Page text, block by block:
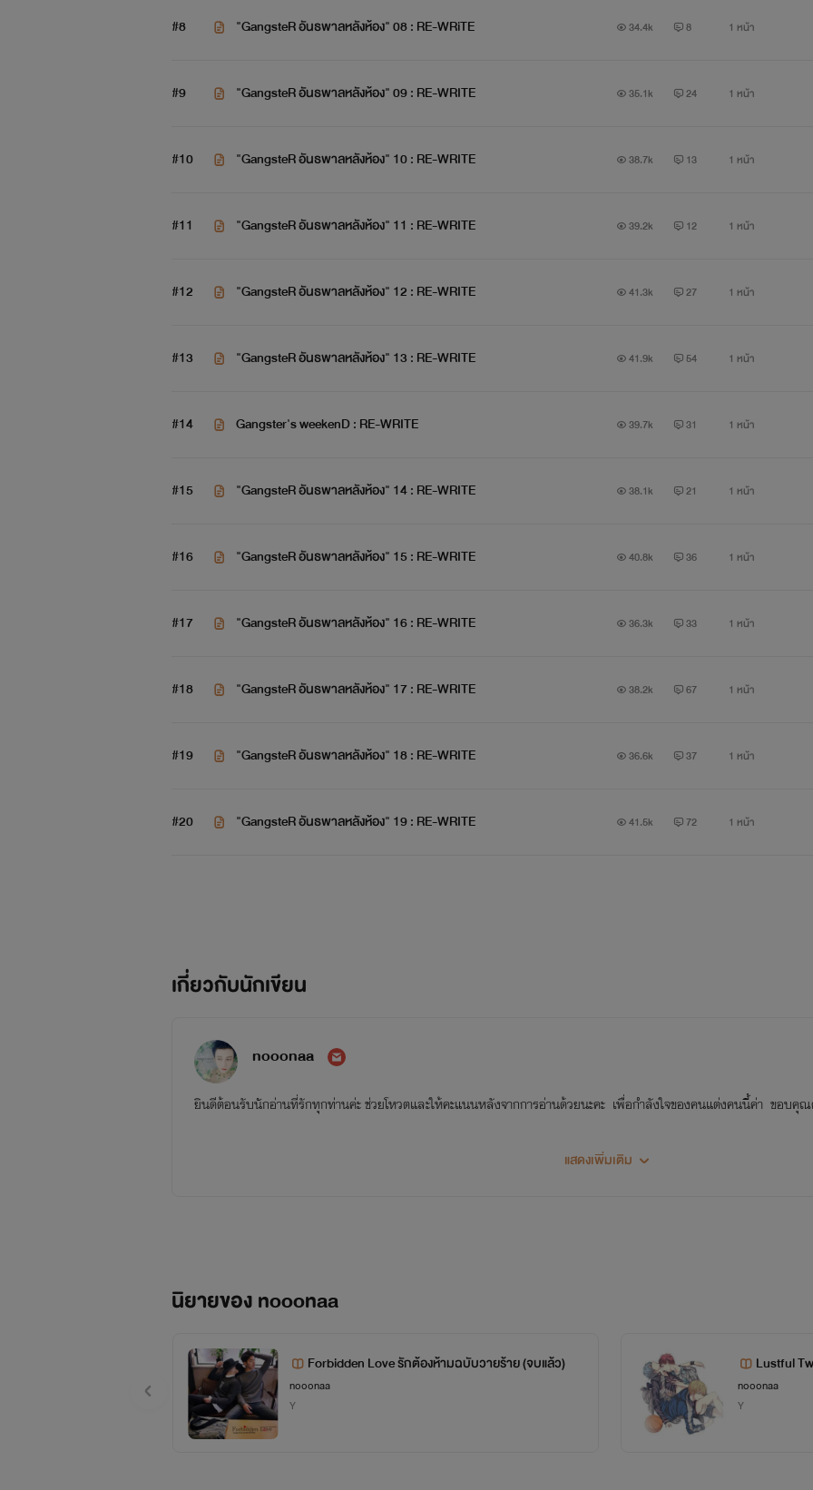
วายร้าย
ผงถ่าน
#8 "GangsteR อันธพาลหลังห้อง" 08 : RE-WRiTE 34.4k 8 1 หน้า
#9 "GangsteR อันธพาลหลังห้อง" 09 : RE-WRITE 35.1k 24 1 หน้า
#10 "GangsteR อันธพาลหลังห้อง" 10 : RE-WRITE 38.7k 13 1 หน้า
#11 "GangsteR อันธพาลหลังห้อง" 11 : RE-WRITE 39.2k 12 1 หน้า
#12 "GangsteR อันธพาลหลังห้อง" 12 : RE-WRITE 41.3k 27 1 หน้า
#13 "GangsteR อันธพาลหลังห้อง" 13 : RE-WRITE 41.9k 54 1 หน้า
#14 Gangster's weekenD : RE-WRITE 39.7k 31 1 หน้า
#15 "GangsteR อันธพาลหลังห้อง" 14 : RE-WRITE 38.1k 21 1 หน้า
#16 "GangsteR อันธพาลหลังห้อง" 15 : RE-WRITE 40.8k 36 1 หน้า
#17 "GangsteR อันธพาลหลังห้อง" 16 : RE-WRITE 36.3k 33 1 หน้า
#18 "GangsteR อันธพาลหลังห้อง" 17 : RE-WRITE 38.2k 67 1 หน้า
#19 "GangsteR อันธพาลหลังห้อง" 18 : RE-WRITE 36.6k 37 1 หน้า
#20 "GangsteR อันธพาลหลังห้อง" 19 : RE-WRITE 41.5k 72 1 หน้า
เกี่ยวกับนักเขียน
nooonaa
ยินดีต้อนรับนักอ่านที่รักทุกท่านค่ะ ช่วยโหวตและให้คะแนนหลังจากการอ่านด้วยนะคะ เพื่อกำลังใจของคนแต่งคนนี้ค่า ขอบคุณ
แสดงเพิ่มเติม
นิยายของ nooonaa
Forbidden Love รักต้องห้ามฉบับวายร้าย (จบแล้ว)
nooonaa
Y
Lustful
nooonaa
Y